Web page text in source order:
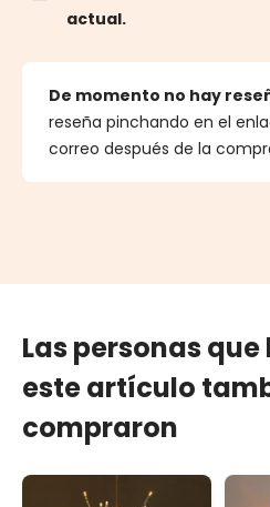
actual.
De momento no hay
reseña pinchando en el
correo después de la
Las personas
este artículo
compraron